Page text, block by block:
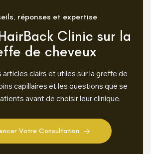
réponses et expertise
Clinic sur la
de cheveux
clairs et utiles sur la greffe de
capillaires et les questions que se
avant de choisir leur clinique.
ncer Votre Consultation